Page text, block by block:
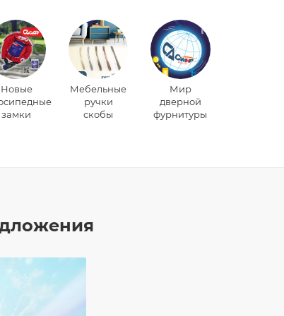
Новые
замки
Мебельные
ручки
скобы
Мир
дверной
фурнитуры